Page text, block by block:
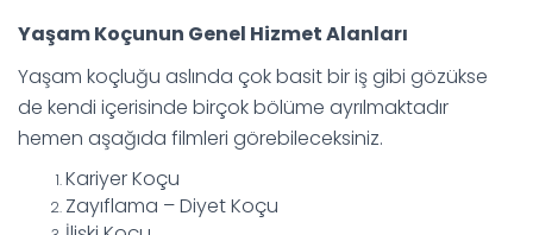
Yaşam Koçunun Genel Hizmet Alanları
Yaşam koçluğu aslında çok basit bir iş gibi gözükse
de kendi içerisinde birçok bölüme ayrılmaktadır
hemen aşağıda filmleri görebileceksiniz.
Kariyer Koçu
Zayıflama – Diyet Koçu